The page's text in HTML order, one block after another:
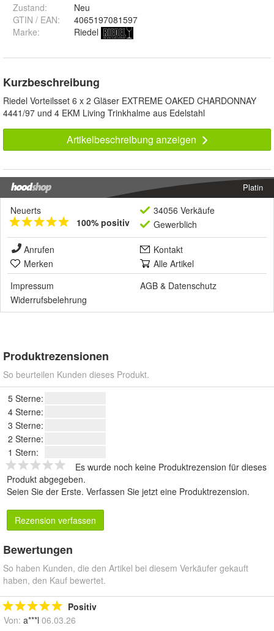
Zustand:
Neu
GTIN / EAN:
4065197081597
Marke:
Riedel
Kurzbeschreibung
Riedel Vorteilsset 6 x 2 Gläser EXTREME OAKED CHARDONNAY
4441/97 und 4 EKM Living Trinkhalme aus Edelstahl
Artikelbeschreibung anzeigen
Platin
Neuerts
100% positiv
34056 Verkäufe
Gewerblich
Anrufen
Kontakt
Merken
Alle Artikel
Impressum
AGB & Datenschutz
Widerrufsbelehrung
Produktrezensionen
So beurteilen Kunden dieses Produkt.
5 Sterne:
4 Sterne:
3 Sterne:
2 Sterne:
1 Stern:
Es wurde noch keine Produktrezension für dieses
Produkt abgegeben.
Seien Sie der Erste. Verfassen Sie jetzt eine Produktrezension.
Rezension verfassen
Bewertungen
So haben Kunden, die den Artikel bei diesem Verkäufer gekauft
haben, den Kauf bewertet.
Positiv
Von: a***l 06.03.26